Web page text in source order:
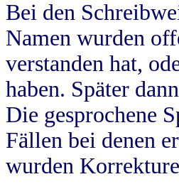
Bei den
Namen wurden
verstanden hat,
haben. Später
Die gesprochene
Fällen bei denen
wurden